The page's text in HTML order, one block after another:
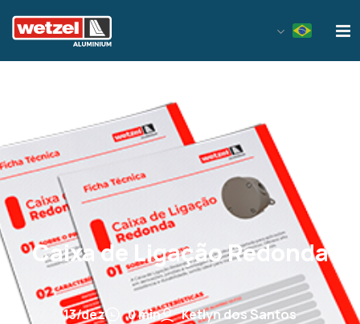
Caixa de Ligação Redonda
13/dez 0 min Ketlyn dos Santos